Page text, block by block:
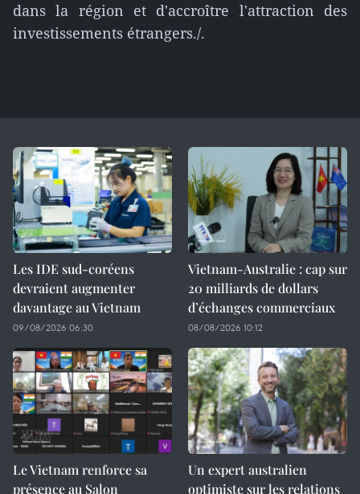
dans la région et d'accroître l'attraction des
investissements étrangers./.
Les IDE sud-coréens
devraient augmenter
davantage au Vietnam
09/08/2026 06:30
Vietnam-Australie : cap sur
20 milliards de dollars
d’échanges commerciaux
08/08/2026 10:12
Le Vietnam renforce sa
présence au Salon
Un expert australien
optimiste sur les relations